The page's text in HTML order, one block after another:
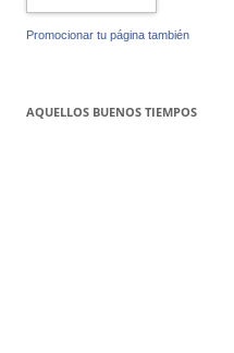
Promocionar tu página también
AQUELLOS BUENOS TIEMPOS